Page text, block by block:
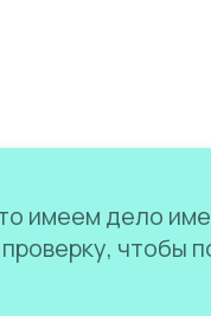
имеем дело
чтобы